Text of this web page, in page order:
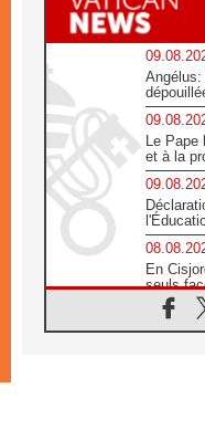
Le Pape
et à la
En
seuls
Léon